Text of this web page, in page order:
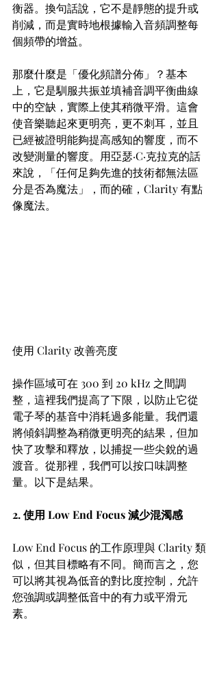
衡器。換句話說，它不是靜態的提升或
削減，而是實時地根據輸入音頻調整每
個頻帶的增益。
那麼什麼是「優化頻譜分佈」？基本
上，它是馴服共振並填補音調平衡曲線
中的空缺，實際上使其稍微平滑。這會
使音樂聽起來更明亮，更不刺耳，並且
已經被證明能夠提高感知的響度，而不
改變測量的響度。用亞瑟·C·克拉克的話
來說，「任何足夠先進的技術都無法區
分是否為魔法」，而的確，Clarity 有點
像魔法。
使用 Clarity 改善亮度
操作區域可在 300 到 20 kHz 之間調
整，這裡我們提高了下限，以防止它從
電子琴的基音中消耗過多能量。我們還
將傾斜調整為稍微更明亮的結果，但加
快了攻擊和釋放，以捕捉一些尖銳的過
渡音。從那裡，我們可以按口味調整
量。以下是結果。
2. 使用 Low End Focus 減少混濁感
Low End Focus 的工作原理與 Clarity 類
似，但其目標略有不同。簡而言之，您
可以將其視為低音的對比度控制，允許
您強調或調整低音中的有力或平滑元
素。